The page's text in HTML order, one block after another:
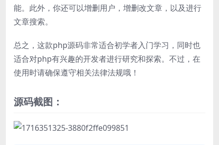
能。此外，你还可以增删用户，增删改文章，以及进行
文章搜索。
总之，这款php源码非常适合初学者入门学习，同时也
适合对php有兴趣的开发者进行研究和探索。不过，在
使用时请确保遵守相关法律法规哦！
源码截图：